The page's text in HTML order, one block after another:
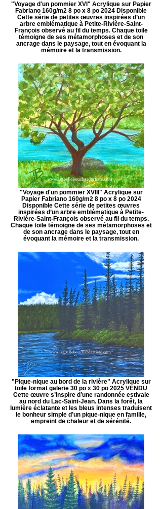
"Voyage d'un pommier XVI" Acrylique sur Papier
Fabriano 160g/m2 8 po x 8 po 2024 Disponible
Cette série de petites œuvres inspirées d’un
arbre emblématique à Petite-Rivière-Saint-
François observé au fil du temps. Chaque toile
témoigne de ses métamorphoses et de son
ancrage dans le paysage, tout en évoquant la
mémoire et la transmission.
"Voyage d'un pommier XVIII" Acrylique sur
Papier Fabriano 160g/m2 8 po x 8 po 2024
Disponible Cette série de petites œuvres
inspirées d’un arbre emblématique à Petite-
Rivière-Saint-François observé au fil du temps.
Chaque toile témoigne de ses métamorphoses et
de son ancrage dans le paysage, tout en
évoquant la mémoire et la transmission.
"Pique-nique au bord de la rivière" Acrylique sur
toile format galerie 30 po x 30 po 2025 VENDU
Cette œuvre s’inspire d’une randonnée estivale
au nord du Lac-Saint-Jean. Dans la forêt, la
lumière éclatante et les bleus intenses traduisent
le bonheur simple d’un pique-nique en famille,
empreint de chaleur et de sérénité.